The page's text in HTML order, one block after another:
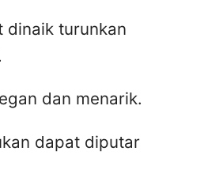
dinaik turunkan
dan menarik.
dapat diputar